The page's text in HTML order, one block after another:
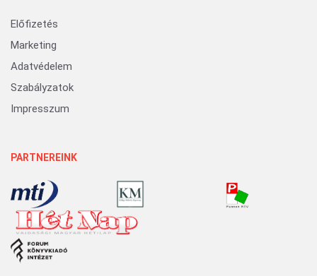
Előfizetés
Marketing
Adatvédelem
Szabályzatok
Impresszum
PARTNEREINK